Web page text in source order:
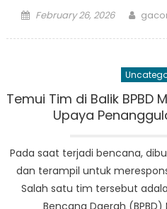
Posted
February 26, 2026
Temui Tim di Balik BPBD
Upaya
Pada saat terjadi bencana,
dan terampil untuk
Salah satu tim tersebut
Bencana Daerah